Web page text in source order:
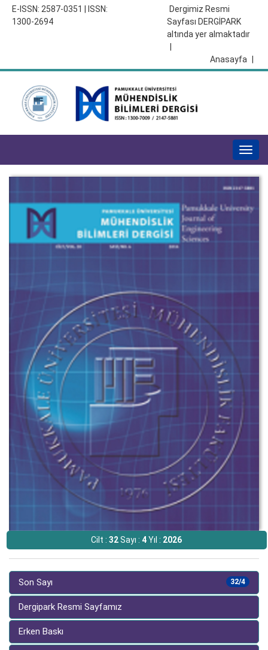
E-ISSN: 2587-0351 | ISSN:
1300-2694
Dergimiz Resmi
Sayfası DERGİPARK
altında yer almaktadır
Anasayfa
Cilt :32Sayı :4Yıl : 2026
32/4
Son Sayı
Dergipark Resmi Sayfamız
Erken Baskı